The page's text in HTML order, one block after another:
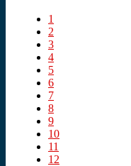
1
2
3
4
5
6
7
8
9
10
11
12